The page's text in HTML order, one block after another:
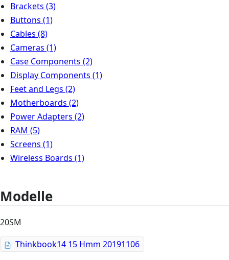
Brackets (3)
Buttons (1)
Cables (8)
Cameras (1)
Case Components (2)
Display Components (1)
Feet and Legs (2)
Motherboards (2)
Power Adapters (2)
RAM (5)
Screens (1)
Wireless Boards (1)
Modelle
20SM
Thinkbook14 15 Hmm 20191106